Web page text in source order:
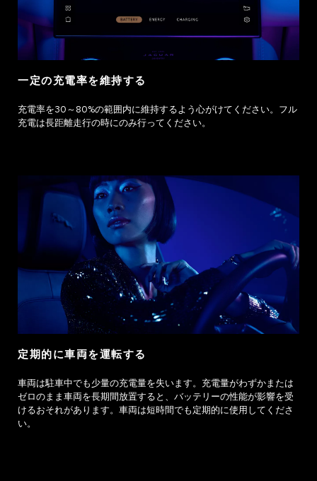
一定の充電率を維持する
充電率を30～80%の範囲内に維持するよう心がけてください。フル
充電は長距離走行の時にのみ行ってください。
定期的に車両を運転する
車両は駐車中でも少量の充電量を失います。充電量がわずかまたは
ゼロのまま車両を長期間放置すると、バッテリーの性能が影響を受
けるおそれがあります。車両は短時間でも定期的に使用してくださ
い。